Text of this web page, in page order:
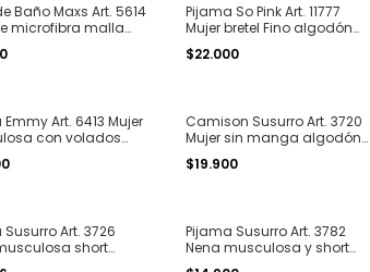
Baño Maxs Art. 5614
microfibra malla
bolsillos T. S al XXL
Pijama So Pink Art. 11777
Mujer bretel Fino algodón
estampado "flores" con
volados T. S al XL
$22.000
Art. 6413 Mujer
con volados
short liso
T. 2XL al 4XL
Camison Susurro Art. 3720
Mujer sin manga algodón
modal estampado
"corazones" T. 1 al 4
$19.900
Art. 3726
short
modal estampado
Pijama Susurro Art. 3782
Nena musculosa y short
algodon modal estampado